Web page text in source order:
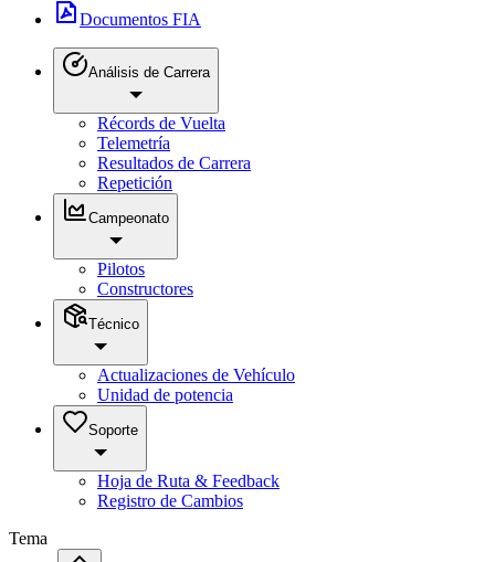
Documentos FIA
Análisis de Carrera
Récords de Vuelta
Telemetría
Resultados de Carrera
Repetición
Campeonato
Pilotos
Constructores
Técnico
Actualizaciones de Vehículo
Unidad de potencia
Soporte
Hoja de Ruta & Feedback
Registro de Cambios
Tema